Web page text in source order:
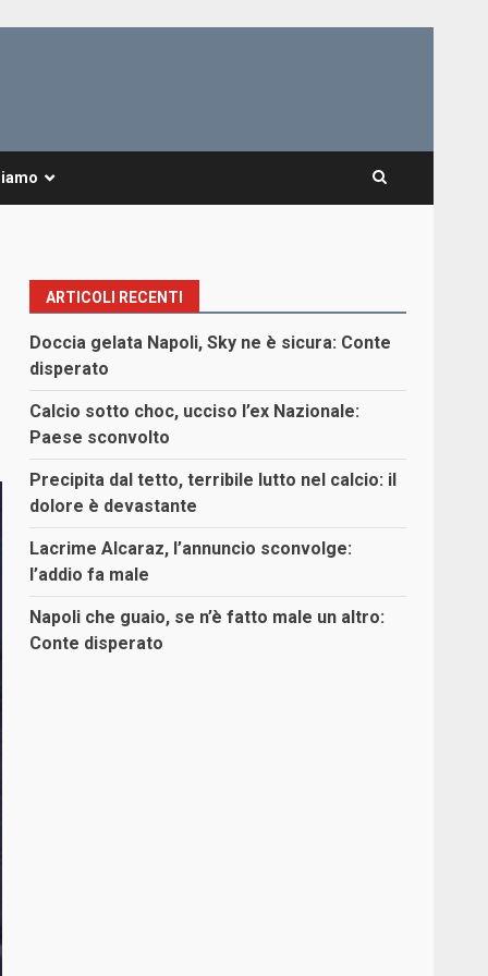
ARTICOLI RECENTI
Doccia gelata Napoli, Sky ne è sicura: Conte
disperato
Calcio sotto choc, ucciso l’ex Nazionale:
Paese sconvolto
Precipita dal tetto, terribile lutto nel calcio: il
dolore è devastante
Lacrime Alcaraz, l’annuncio sconvolge:
l’addio fa male
Napoli che guaio, se n’è fatto male un altro:
Conte disperato